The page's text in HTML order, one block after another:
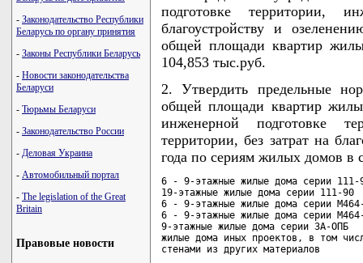
- Законодательство Республики
Беларусь по органу принятия
- Законы Республики Беларусь
- Новости законодательства
Беларуси
- Тюрьмы Беларуси
- Законодательство России
- Деловая Украина
- Автомобильный портал
- The legislation of the Great
Britain
Правовые новости
подготовке территории,
благоустройству и
общей площади квартир
104,853 тыс.руб.
2. Утвердить предельные
общей площади квартир
инженерной подготовке
территории, без затрат на
года по сериям жилых домов в
6 - 9-этажные жилые дома серии
19-этажные жилые дома серии
6 - 9-этажные жилые дома серии
6 - 9-этажные жилые дома серии
9-этажные жилые дома серии 3А-
жилые дома иных проектов, в том
стенами из других материалов